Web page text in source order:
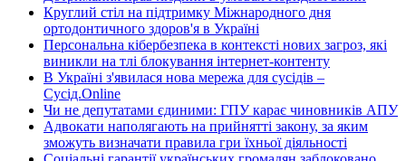
Круглий стіл на підтримку Міжнародного дня
ортодонтичного здоров'я в Україні
Персональна кібербезпека в контексті нових загроз, які
виникли на тлі блокування інтернет-контенту
В Україні з'явилася нова мережа для сусідів –
Сусід.Online
Чи не депутатами єдиними: ГПУ карає чиновників АПУ
Адвокати наполягають на прийнятті закону, за яким
зможуть визначати правила гри їхньої діяльності